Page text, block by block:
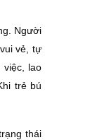
Người
vẻ, tự
việc, lao
trẻ bú
thái